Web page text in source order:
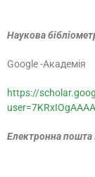
Наукова
Google -Академія
https://
Електронна пошта